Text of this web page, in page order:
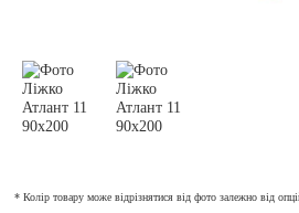
* Колір товару може відрізнятися від фото залежно від